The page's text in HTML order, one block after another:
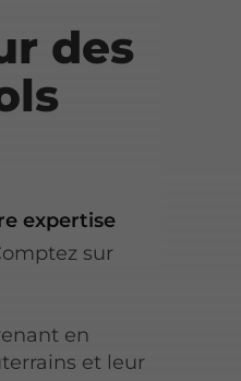
des
expertise
sur
en
et leur